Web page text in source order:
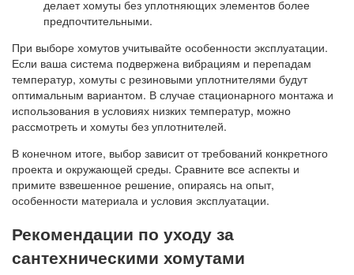
делает хомуты без уплотняющих элементов более
предпочтительными.
При выборе хомутов учитывайте особенности эксплуатации.
Если ваша система подвержена вибрациям и перепадам
температур, хомуты с резиновыми уплотнителями будут
оптимальным вариантом. В случае стационарного монтажа и
использования в условиях низких температур, можно
рассмотреть и хомуты без уплотнителей.
В конечном итоге, выбор зависит от требований конкретного
проекта и окружающей среды. Сравните все аспекты и
примите взвешенное решение, опираясь на опыт,
особенности материала и условия эксплуатации.
Рекомендации по уходу за
сантехническими хомутами